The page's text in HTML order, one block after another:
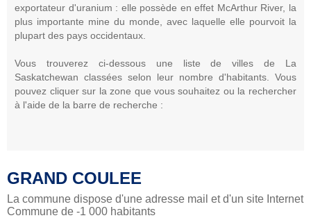
exportateur d'uranium : elle possède en effet McArthur River, la
plus importante mine du monde, avec laquelle elle pourvoit la
plupart des pays occidentaux.
Vous trouverez ci-dessous une liste de villes de La
Saskatchewan classées selon leur nombre d'habitants. Vous
pouvez cliquer sur la zone que vous souhaitez ou la rechercher
à l'aide de la barre de recherche :
GRAND COULEE
La commune dispose d'une adresse mail et d'un site Internet
Commune de -1 000 habitants